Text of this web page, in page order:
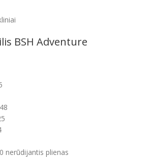
BSH Adventure
nerūdijantis plienas